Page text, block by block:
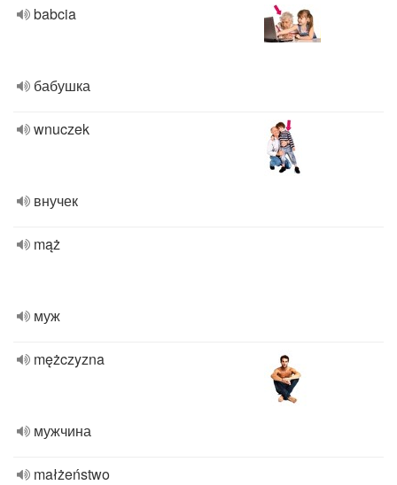
babcia
бабушка
wnuczek
внучек
mąż
муж
mężczyzna
мужчина
małżeństwo